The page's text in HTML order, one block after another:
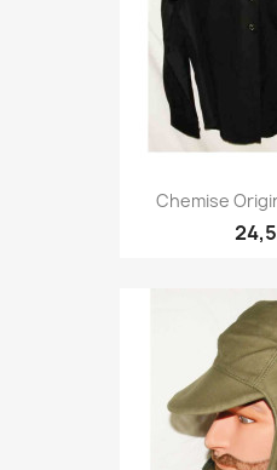
Chemise